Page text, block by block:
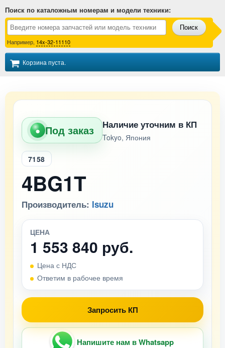
Поиск по каталожным номерам и модели техники:
Поиск
Например, 14x-32-11110
Корзина пуста.
● Под заказ Наличие уточним в КП
Tokyo, Япония
7158
4BG1T
Производитель: Isuzu
ЦЕНА
1 553 840 руб.
Цена с НДС
Ответим в рабочее время
Запросить КП
Напишите нам в Whatsapp